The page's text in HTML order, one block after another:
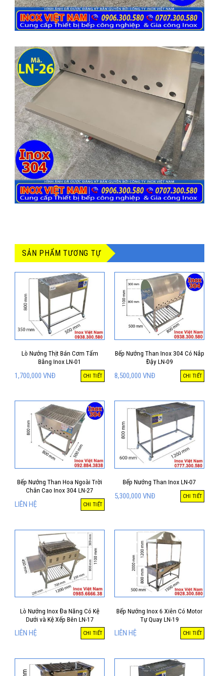
SẢN PHẨM TƯƠNG TỰ
Lò Nướng Thịt Bán Cơm Tấm
Bằng Inox LN-01
1,700,000 VNĐ CHI TIẾT
Bếp Nướng Than Inox 304 Có Nắp
Đậy LN-09
8,500,000 VNĐ CHI TIẾT
Bếp Nướng Than Hoa Ngoài Trời
Chân Cao Inox 304 LN-27
LIÊN HỆ CHI TIẾT
Bếp Nướng Than Inox LN-07
5,300,000 VNĐ CHI TIẾT
Lò Nướng Inox Đa Năng Có Kệ
Dưới và Kệ Xếp Bên LN-17
LIÊN HỆ CHI TIẾT
Bếp Nướng Inox 6 Xiên Có Motor
Tự Quay LN-19
LIÊN HỆ CHI TIẾT